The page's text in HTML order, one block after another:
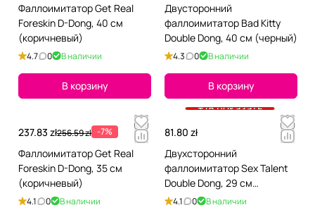
Фаллоимитатор Get Real
Foreskin D-Dong, 40 см
(коричневый)
4.7 0 В наличии
В корзину
Двусторонний
фаллоимитатор Bad Kitty
Double Dong, 40 см (черный)
4.3 0 В наличии
В корзину
237.83 zł256.59 zł -7%
Фаллоимитатор Get Real
Foreskin D-Dong, 35 см
(коричневый)
4.1 0 В наличии
+18 показать
81.80 zł
Двухсторонний
фаллоимитатор Sex Talent
Double Dong, 29 см
(фиолетовый)
4.1 0 В наличии